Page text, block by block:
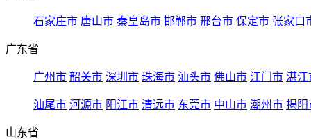
石家庄市 唐山市 秦皇岛市 邯郸市 邢台市 保定市 张家口
广东省
广州市 韶关市 深圳市 珠海市 汕头市 佛山市 江门市 湛江
汕尾市 河源市 阳江市 清远市 东莞市 中山市 潮州市 揭阳
山东省